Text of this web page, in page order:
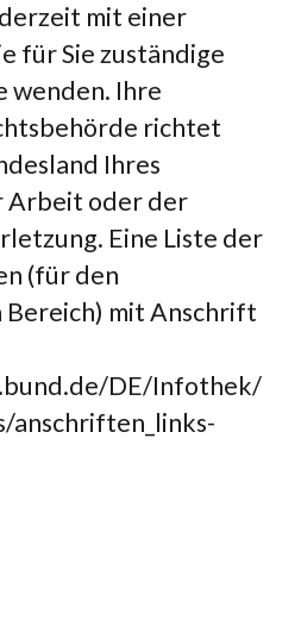
mit einer
für Sie zuständige
wenden. Ihre
richtet
Ihres
Arbeit oder der
Eine Liste der
(für den
mit Anschrift
DE/Infothek/
anschriften_links-